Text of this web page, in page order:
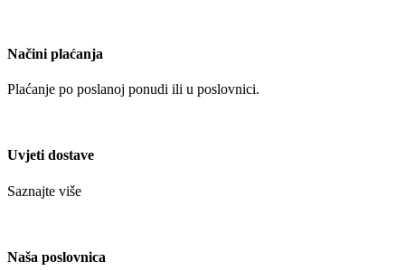
Načini plaćanja
Plaćanje po poslanoj ponudi ili u poslovnici.
Uvjeti dostave
Saznajte više
Naša poslovnica